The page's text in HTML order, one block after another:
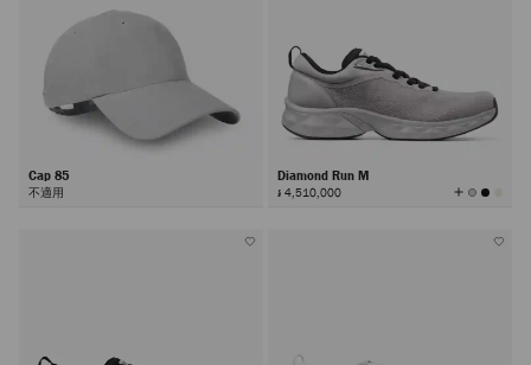
Cap 85
不適用
Diamond Run M
៛ 4,510,000 查
看